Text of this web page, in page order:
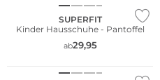
SUPERFIT
Kinder Hausschuhe - Pantoffel
ab29,95